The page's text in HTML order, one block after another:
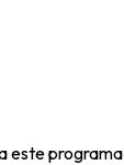
este programa